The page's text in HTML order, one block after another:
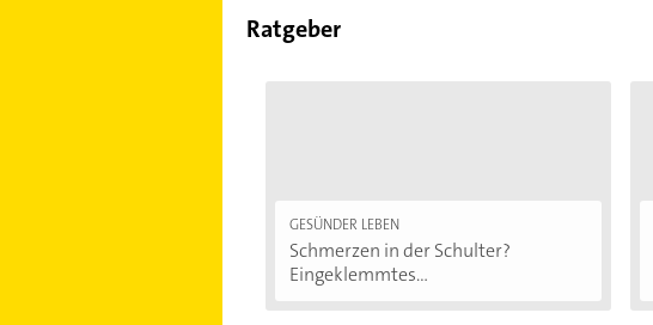
Ratgeber
GESÜNDER LEBEN
Schmerzen in der Schulter?
Eingeklemmtes...